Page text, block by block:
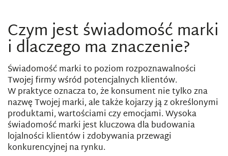
Czym jest świadomość marki
i dlaczego ma znaczenie?
Świadomość marki to poziom rozpoznawalności
Twojej firmy wśród potencjalnych klientów.
W praktyce oznacza to, że konsument nie tylko zna
nazwę Twojej marki, ale także kojarzy ją z określonymi
produktami, wartościami czy emocjami. Wysoka
świadomość marki jest kluczowa dla budowania
lojalności klientów i zdobywania przewagi
konkurencyjnej na rynku.